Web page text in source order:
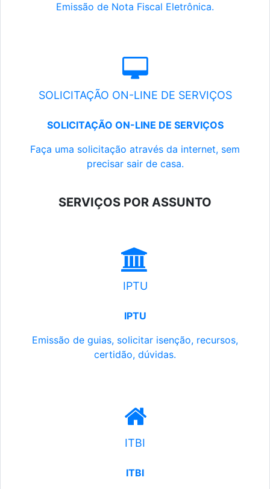
Emissão de Nota Fiscal Eletrônica.
SOLICITAÇÃO ON-LINE DE SERVIÇOS
SOLICITAÇÃO ON-LINE DE SERVIÇOS
Faça uma solicitação através da internet, sem
precisar sair de casa.
SERVIÇOS POR ASSUNTO
IPTU
IPTU
Emissão de guias, solicitar isenção, recursos,
certidão, dúvidas.
ITBI
ITBI